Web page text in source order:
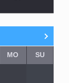
SU
MO